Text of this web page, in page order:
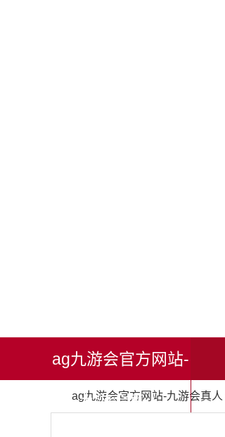
ag九游会官方网站-
九游会真人
ag九游会官方网站-九游会真人